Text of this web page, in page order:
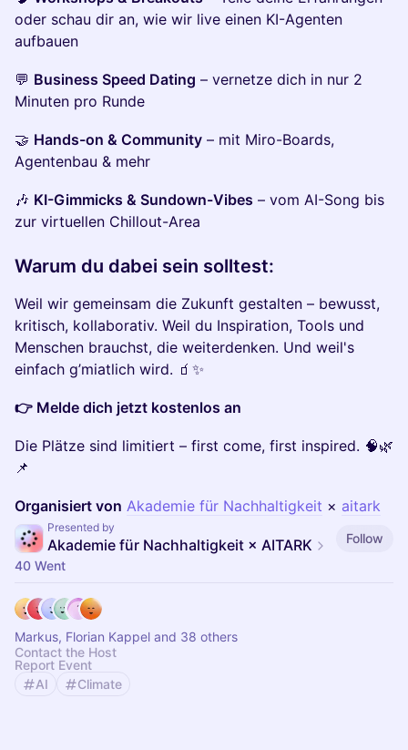
oder schau dir an, wie wir live einen KI-Agenten
aufbauen
💬 Business Speed Dating – vernetze dich in nur 2
Minuten pro Runde
🤝 Hands-on & Community – mit Miro-Boards,
Agentenbau & mehr
🎶 KI-Gimmicks & Sundown-Vibes – vom AI-Song bis
zur virtuellen Chillout-Area
Warum du dabei sein solltest:
Weil wir gemeinsam die Zukunft gestalten – bewusst,
kritisch, kollaborativ. Weil du Inspiration, Tools und
Menschen brauchst, die weiterdenken. Und weil's
einfach g’miatlich wird. 🧃✨
👉 Melde dich jetzt kostenlos an
Die Plätze sind limitiert – first come, first inspired. 🧠🌿
📌
Organisiert von Akademie für Nachhaltigkeit × aitark
Presented by
Akademie für Nachhaltigkeit × AITARK
Follow
40 Went
Markus, Florian Kappel and 38 others
Contact the Host
Report Event
AI
Climate